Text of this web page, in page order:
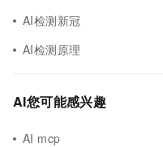
AI检测新冠
AI检测原理
AI您可能感兴趣
AI mcp